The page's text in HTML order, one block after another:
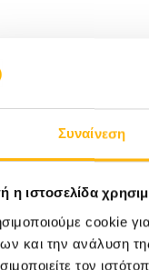
Συναίνεση
η ιστοσελίδα
cookie
και την ανάλυση
τον
Ογκολογία-